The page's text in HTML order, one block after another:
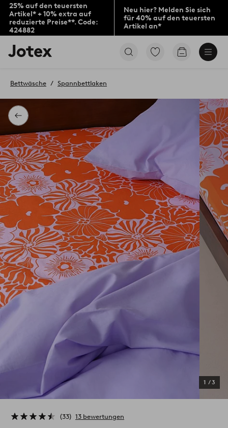
25% auf den teuersten
Artikel* + 10% extra auf
reduzierte Preise**. Code:
424882
Neu hier? Melden Sie sich
für 40% auf den teuersten
Artikel an*
Jotex-
Logo
Startseite
Zu
Produkten
Zum
Zurück
Bettwäsche Spannbettlaken
1 /3
33 13 bewertungen